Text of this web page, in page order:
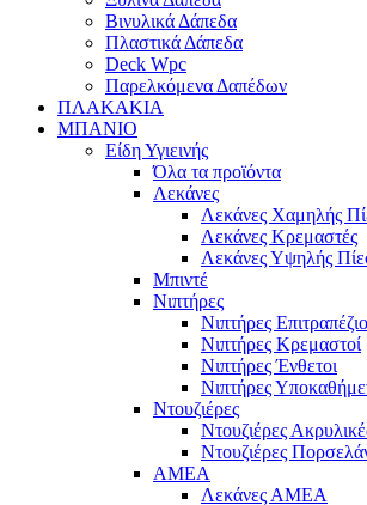
Βινυλικά Δάπεδα
Πλαστικά Δάπεδα
Deck Wpc
Παρελκόμενα Δαπέδων
ΠΛΑΚΑΚΙΑ
ΜΠΑΝΙΟ
Είδη Υγιεινής
Όλα τα προϊόντα
Λεκάνες
Λεκάνες Χαμηλής
Λεκάνες Κρεμαστές
Λεκάνες Υψηλής
Μπιντέ
Νιπτήρες
Νιπτήρες
Νιπτήρες Κρεμαστοί
Νιπτήρες Ένθετοι
Νιπτήρες
Ντουζιέρες
Ντουζιέρες
Ντουζιέρες
ΑΜΕΑ
Λεκάνες ΑΜΕΑ